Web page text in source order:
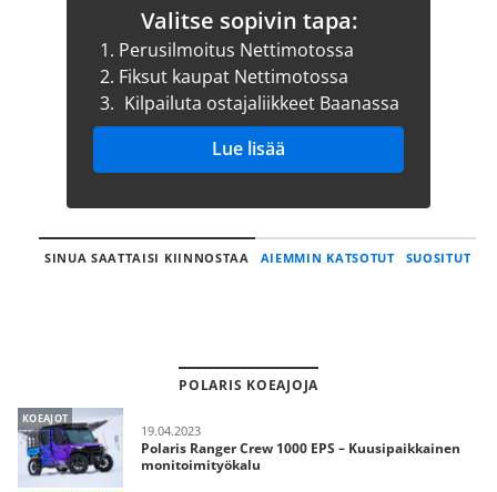
Valitse sopivin tapa:
1. Perusilmoitus Nettimotossa
2. Fiksut kaupat Nettimotossa
3. Kilpailuta ostajaliikkeet Baanassa
Lue lisää
SINUA SAATTAISI KIINNOSTAA AIEMMIN KATSOTUT SUOSITUT
POLARIS KOEAJOJA
KOEAJOT
19.04.2023
Polaris Ranger Crew 1000 EPS – Kuusipaikkainen
monitoimityökalu